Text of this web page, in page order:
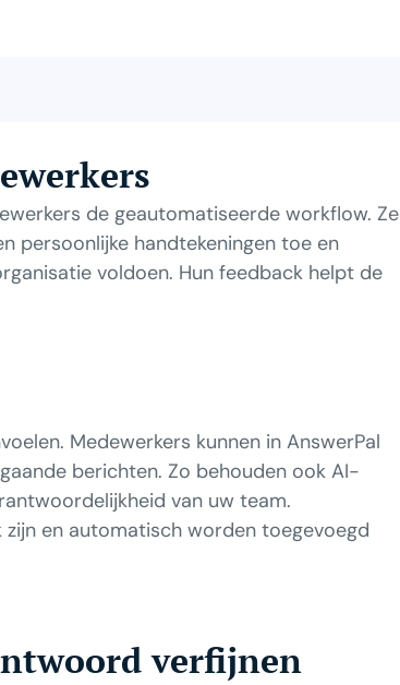
de geautomatiseerde workflow. Ze
persoonlijke handtekeningen toe en
voldoen. Hun feedback helpt de
Medewerkers kunnen in AnswerPal
berichten. Zo behouden ook AI-
van uw team.
en automatisch worden toegevoegd
verfijnen